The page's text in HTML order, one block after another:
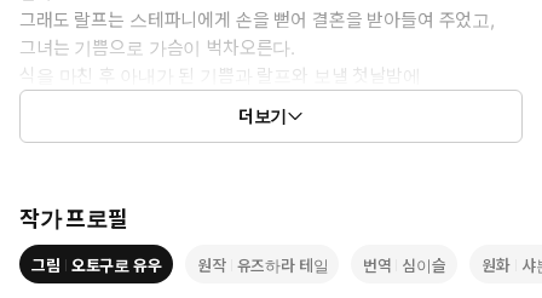
그래도 랄프는 스테파니에게 손을 뻗어 결혼을 받아들여 주었고,
그녀는 기쁨으로 가슴이 벅차오른다.
식을 마친 후 아내가 된 기쁨과 랄프와 보낼 첫날밤에
설레는 마음을 감추지 못하는 스테파니. 하지만 그날 밤, 랄프는
의기소침해지지만, 사실 랄프의 생각은 전혀 달랐는데…….
더보기
작가 프로필
그림 오토구로 유우 원작 유즈하라 테일 번역 심이슬 원화 샤